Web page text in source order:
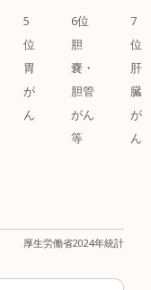
5
位
胃
が
ん
6位
胆
嚢・
胆管
がん
等
7
位
肝
臓
が
ん
厚生労働省2024年統計